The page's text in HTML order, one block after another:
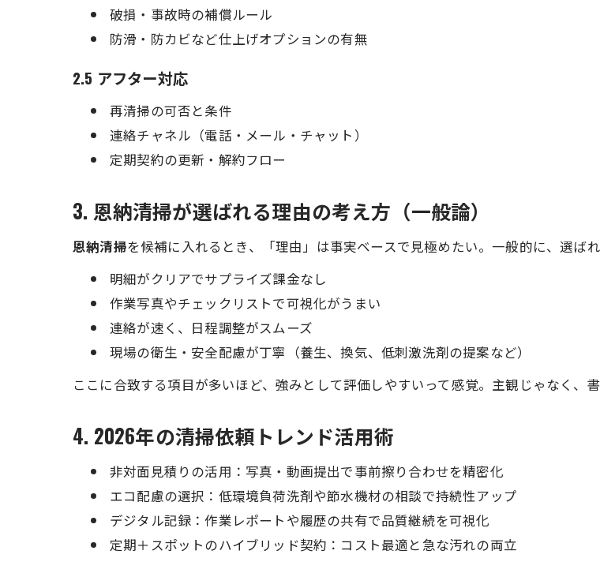
破損・事故時の補償ルール
防滑・防カビなど仕上げオプションの有無
2.5 アフター対応
再清掃の可否と条件
連絡チャネル（電話・メール・チャット）
定期契約の更新・解約フロー
3. 恩納清掃が選ばれる理由の考え方（一般論）
恩納清掃を候補に入れるとき、「理由」は事実ベースで見極めたい。一般的に、選ば
明細がクリアでサプライズ課金なし
作業写真やチェックリストで可視化がうまい
連絡が速く、日程調整がスムーズ
現場の衛生・安全配慮が丁寧（養生、換気、低刺激洗剤の提案など）
ここに合致する項目が多いほど、強みとして評価しやすいって感覚。主観じゃなく、
4. 2026年の清掃依頼トレンド活用術
非対面見積りの活用：写真・動画提出で事前擦り合わせを精密化
エコ配慮の選択：低環境負荷洗剤や節水機材の相談で持続性アップ
デジタル記録：作業レポートや履歴の共有で品質継続を可視化
定期＋スポットのハイブリッド契約：コスト最適と急な汚れの両立